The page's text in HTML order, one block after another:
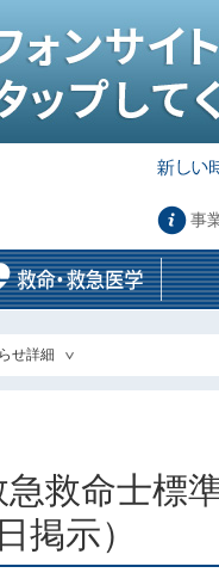
事
せ詳細
急救命士
掲示）